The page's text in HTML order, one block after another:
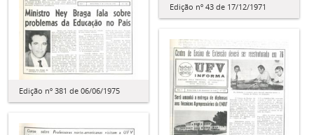
Edição nº 43 de 17/12/1971
Edição nº 381 de 06/06/1975